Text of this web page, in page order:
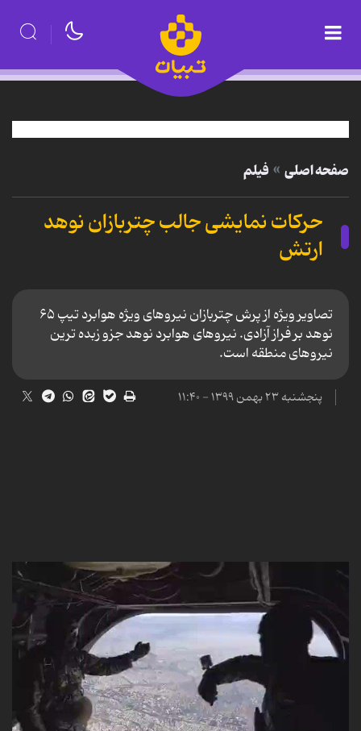
صفحه اصلی فیلم
حرکات نمایشی جالب چتربازان نوهد
ارتش
تصاویر ویژه از پرش چتربازان نیروهای ویژه هوابرد تیپ ۶۵
نوهد بر فراز آزادی. نیروهای هوابرد نوهد جزو زبده ترین
نیروهای منطقه است.
پنجشنبه ۲۳ بهمن ۱۳۹۹ - ۱۱:۴۰